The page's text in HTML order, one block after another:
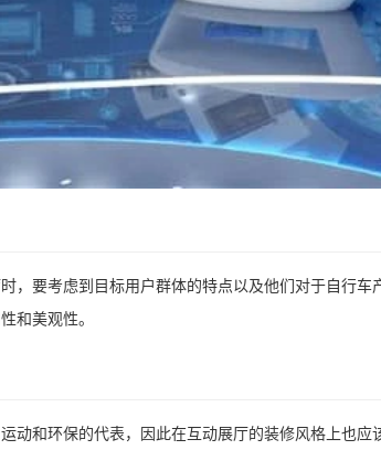
，要考虑到目标用户群体的特点以及他们对于自行
和美观性。
动和环保的代表，因此在互动展厅的装修风格上也